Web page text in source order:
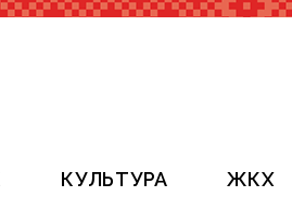
КУЛЬТУРА ЖКХ